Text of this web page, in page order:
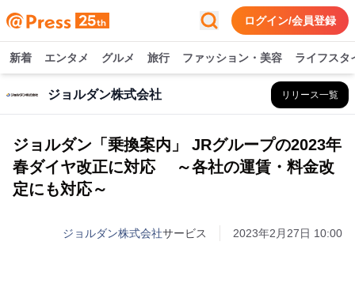
ログイン/会員登録
新着 エンタメ グルメ 旅行 ファッション・美容 ライフスタ
ジョルダン株式会社 リリース一覧
ジョルダン「乗換案内」 JRグループの2023年
春ダイヤ改正に対応 ～各社の運賃・料金改
定にも対応～
ジョルダン株式会社サービス 2023年2月27日 10:00